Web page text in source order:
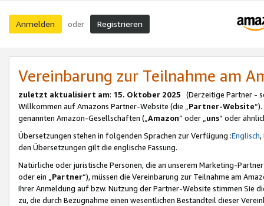
Anmelden oder Registrieren
Vereinbarung zur Teilnahme am
zuletzt aktualisiert am: 15. Oktober 2025 (Derzeitige Partner -
Willkommen auf Amazons Partner-Website (die „Partner-Website
genannten Amazon-Gesellschaften („Amazon“ oder „uns“ oder
Übersetzungen stehen in folgenden Sprachen zur Verfügung :Englisch,
den Übersetzungen gilt die englische Fassung.
Natürliche oder juristische Personen, die an unserem Marketing-
oder ein „Partner“), müssen die Vereinbarung zur Teilnahme am
Ihrer Anmeldung auf bzw. Nutzung der Partner-Website stimmen Sie
zu, die durch Bezugnahme einen wesentlichen Bestandteil dieser